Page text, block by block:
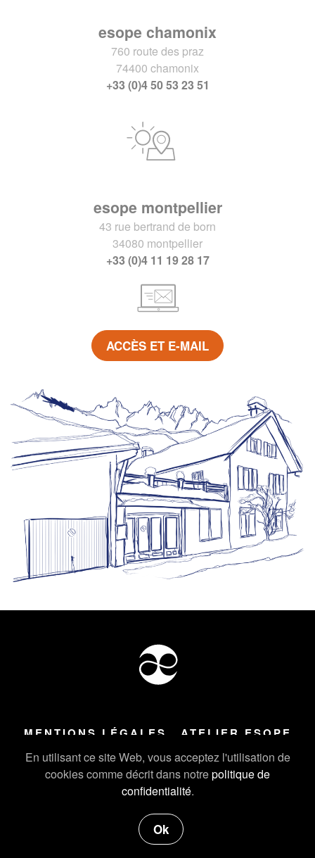
En utilisant ce site Web, vous acceptez l'utilisation de
cookies comme décrit dans notrepolitique de
confidentialité.
Ok
esope chamonix
760 route des praz
74400 chamonix
+33 (0)4 50 53 23 51
esope montpellier
43 rue bertrand de born
34080 montpellier
+33 (0)4 11 19 28 17
ACCÈS ET E-MAIL
MENTIONS LÉGALES ATELIER ESOPE